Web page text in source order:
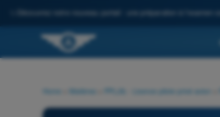
Découvrez notre nouveau portail : une préparation à l'examen
Home Matières PPL(A) - Licence pilote privé avion